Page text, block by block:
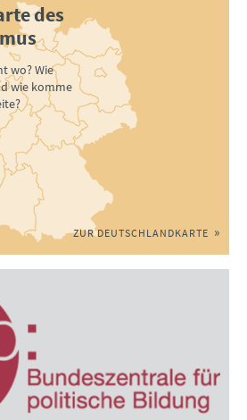
des
wo? Wie
wie komme
ZUR DEUTSCHLANDKARTE